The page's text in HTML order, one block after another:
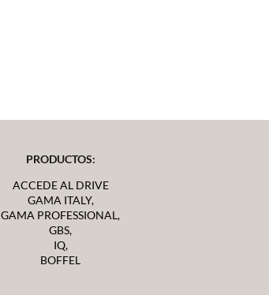
PRODUCTOS:
ACCEDE AL DRIVE
GAMA ITALY,
GAMA PROFESSIONAL,
GBS,
IQ,
BOFFEL